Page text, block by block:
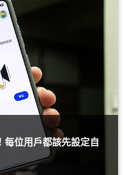
位用戶都該先設定自